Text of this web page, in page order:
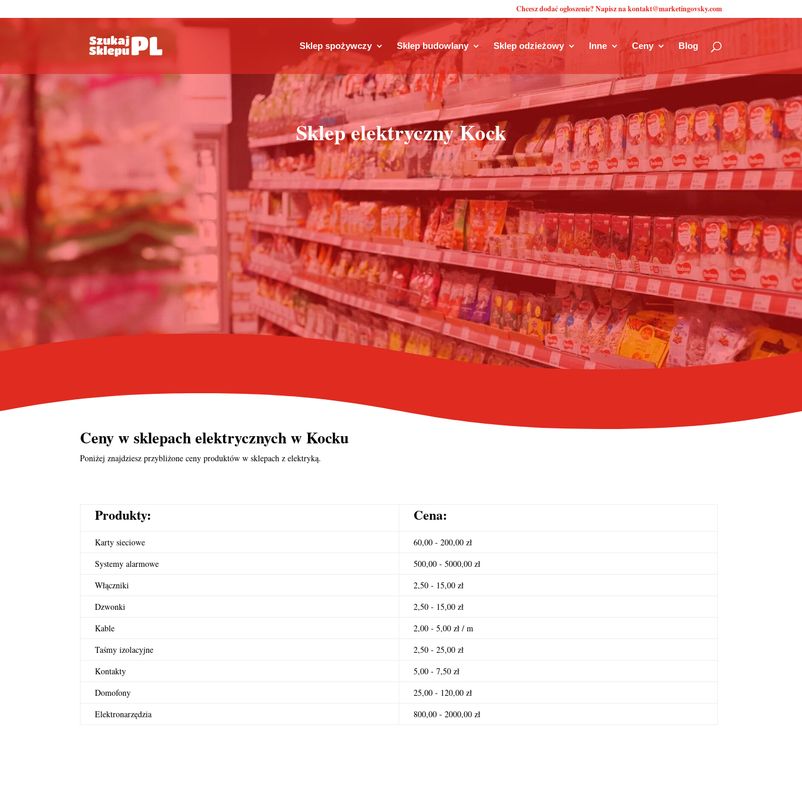
Chcesz dodać ogłoszenie? Napisz na kontakt@marketingovsky.com
Sklep spożywczy Sklep budowlany Sklep odzieżowy Inne Ceny Blog
Sklep elektryczny Kock
Ceny wsklepach elektrycznychw Kocku
Poniżej znajdziesz przybliżone ceny produktów w sklepach z elektryką.
Produkty: Cena:
Karty sieciowe
60,00 - 200,00 zł
Systemy alarmowe
500,00 - 5000,00 zł
Włączniki
2,50 - 15,00 zł
Dzwonki
2,50 - 15,00 zł
Kable
2,00 - 5,00 zł / m
Taśmy izolacyjne
2,50 - 25,00 zł
Kontakty
5,00 - 7,50 zł
Domofony
25,00 - 120,00 zł
Elektronarzędzia
800,00 - 2000,00 zł